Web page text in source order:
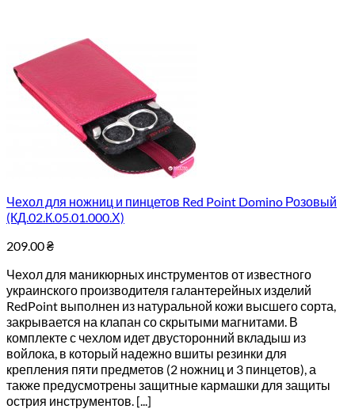
Чехол для ножниц и пинцетов Red Point Domino Розовый
(КД.02.К.05.01.000.Х)
209.00₴
Чехол для маникюрных инструментов от известного
украинского производителя галантерейных изделий
RedPoint выполнен из натуральной кожи высшего сорта,
закрывается на клапан со скрытыми магнитами. В
комплекте с чехлом идет двусторонний вкладыш из
войлока, в который надежно вшиты резинки для
крепления пяти предметов (2 ножниц и 3 пинцетов), а
также предусмотрены защитные кармашки для защиты
острия инструментов. [...]